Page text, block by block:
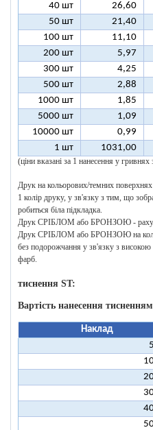
40 шт
26,60
50 шт
21,40
100 шт
11,10
200 шт
5,97
300 шт
4,25
500 шт
2,88
1000 шт
1,85
5000 шт
1,09
10000 шт
0,99
1 шт
1031,00
(ціни вказані за 1 нанесення у
Друк на кольорових/темних
1 колір друку, у зв'язку з тим, що
робиться біла підкладка.
Друк СРІБЛОМ або БРОНЗОЮ -
Друк СРІБЛОМ або БРОНЗОЮ на
без подорожчання у зв'язку з
фарб.
тиснення ST:
Вартість нанесення тисненням
Наклад